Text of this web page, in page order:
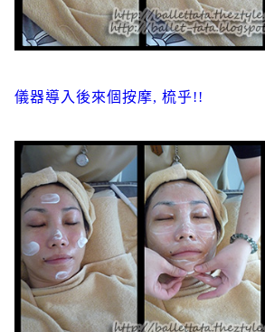
儀器導入後來個按摩, 梳乎!!